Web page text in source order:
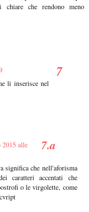
chiare che rendono meno
li inserisce nel
2015 alle
significa che nell'aforisma
caratteri accentati che
o le virgolette, come